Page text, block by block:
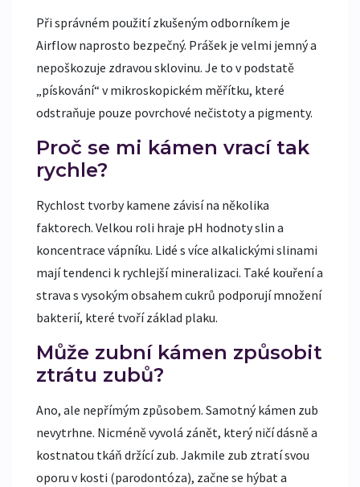
Při správném použití zkušeným odborníkem je
Airflow naprosto bezpečný. Prášek je velmi jemný a
nepoškozuje zdravou sklovinu. Je to v podstatě
„pískování“ v mikroskopickém měřítku, které
odstraňuje pouze povrchové nečistoty a pigmenty.
Proč se mi kámen vrací tak
rychle?
Rychlost tvorby kamene závisí na několika
faktorech. Velkou roli hraje pH hodnoty slin a
koncentrace vápníku. Lidé s více alkalickými slinami
mají tendenci k rychlejší mineralizaci. Také kouření a
strava s vysokým obsahem cukrů podporují množení
bakterií, které tvoří základ plaku.
Může zubní kámen způsobit
ztrátu zubů?
Ano, ale nepřímým způsobem. Samotný kámen zub
nevytrhne. Nicméně vyvolá zánět, který ničí dásně a
kostnatou tkáň držící zub. Jakmile zub ztratí svou
oporu v kosti (parodontóza), začne se hýbat a